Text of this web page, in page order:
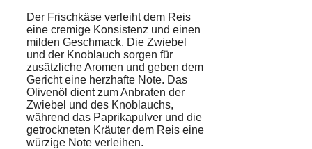
Der Frischkäse verleiht dem Reis
eine cremige Konsistenz und einen
milden Geschmack. Die Zwiebel
und der Knoblauch sorgen für
zusätzliche Aromen und geben dem
Gericht eine herzhafte Note. Das
Olivenöl dient zum Anbraten der
Zwiebel und des Knoblauchs,
während das Paprikapulver und die
getrockneten Kräuter dem Reis eine
würzige Note verleihen.